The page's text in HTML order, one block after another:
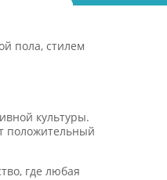
пола, стилем
культуры.
положительный
где любая